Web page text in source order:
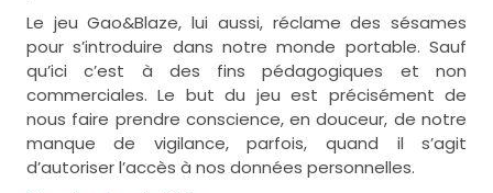
Le jeu Gao&Blaze, lui aussi, réclame des sésames
pour s’introduire dans notre monde portable. Sauf
qu’ici c’est à des fins pédagogiques et non
commerciales. Le but du jeu est précisément de
nous faire prendre conscience, en douceur, de notre
manque de vigilance, parfois, quand il s’agit
d’autoriser l’accès à nos données personnelles.